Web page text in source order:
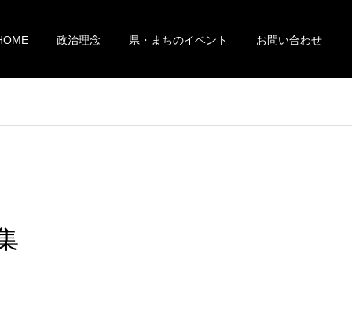
政治理念 県・まちのイベント お問い合わせ